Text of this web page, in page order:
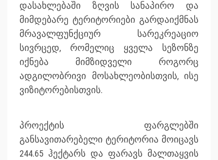
დასახლებაში ზღვის სანაპირო და
მიმდებარე ტერიტორიები გარდაიქმნას
მრავალფუნქციურ სარეკრეაციო
სივრცედ, რომელიც ყველა სეზონზე
იქნება მიმზიდველი როგორც
ადგილობრივი მოსახლეობისთვის, ისე
ვიზიტორებისთვის.
პროექტის ფარგლებში
განსავითარებელი ტერიტორია მოიცავს
244.65 ჰექტარს და ფარავს მალთაყვის